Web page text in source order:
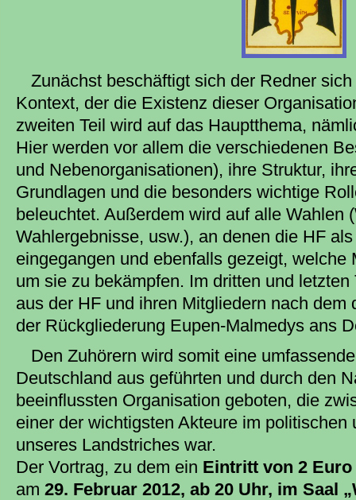
Zunächst beschäftigt sich der Redner
Kontext, der die Existenz dieser
zweiten Teil wird auf das Hauptthema,
Hier werden vor allem die verschiedenen
und Nebenorganisationen), ihre Struktur,
Grundlagen und die besonders wichtige
beleuchtet. Außerdem wird auf alle Wahlen
Wahlergebnisse, usw.), an denen die HF
eingegangen und ebenfalls gezeigt, welche
um sie zu bekämpfen. Im dritten und
aus der HF und ihren Mitgliedern nach dem
der Rückgliederung Eupen-Malmedys ans
Den Zuhörern wird somit eine
Deutschland aus geführten und durch den
beeinflussten Organisation geboten, die
einer der wichtigsten Akteure im politischen
unseres Landstriches war.
Der Vortrag, zu dem ein Eintritt von 2 Euro
am 29. Februar 2012, ab 20 Uhr, im Saal